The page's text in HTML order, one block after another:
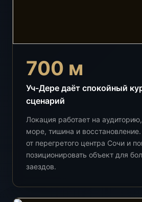
700 м
Уч-Дере даёт спокойный
сценарий
Локация работает на
море, тишина и восстановление.
от перегретого центра Сочи и
позиционировать объект для
заездов.